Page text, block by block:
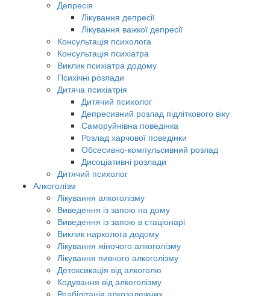
Депресія
Лікування депресії
Лікування важкої депресії
Консультація психолога
Консультація психіатра
Виклик психіатра додому
Психічні розлади
Дитяча психіатрія
Дитячий психолог
Депресивний розлад підліткового віку
Саморуйнівна поведінка
Розлад харчової поведінки
Обсесивно-компульсивний розлад
Дисоціативні розлади
Дитячий психолог
Алкоголізм
Лікування алкоголізму
Виведення із запою на дому
Виведення із запою в стаціонарі
Виклик нарколога додому
Лікування жіночого алкоголізму
Лікування пивного алкоголізму
Детоксикація від алкоголю
Кодування від алкоголізму